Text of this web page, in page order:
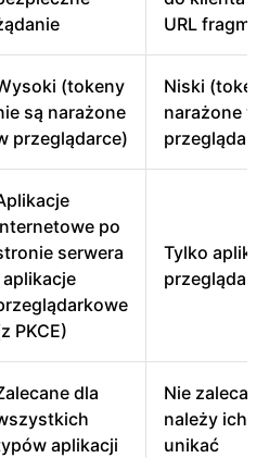
URL
(tokeny
są narażone
przeglądarce)
Niski
narażone w
po
serwera
aplikacje
PKCE)
Tylko
dla
aplikacji
Nie
należy ich
unikać